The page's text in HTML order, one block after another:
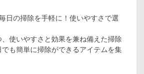
日の掃除を手軽に！使いやすさで選
使いやすさと効果を兼ね備えた掃除
も簡単に掃除ができるアイテムを集